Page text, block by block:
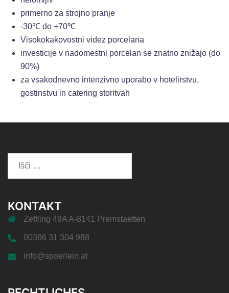
primerno za strojno pranje
-30℃ do +70℃
Visokokakovostni videz porcelana
investicije v nadomestni porcelan se znatno znižajo (do
90%)
za vsakodnevno intenzivno uporabo v hotelirstvu,
gostinstvu in catering storitvah
KONTAKT
Zettling 49A A-8141 Premstaetten
00386 31 304 988
info@spoerlein.at